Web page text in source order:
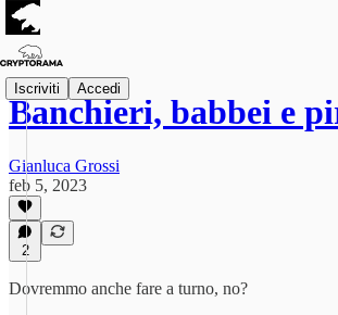
Iscriviti Accedi
Banchieri, babbei e
Gianluca Grossi
feb 5, 2023
2
Dovremmo anche fare a turno, no?